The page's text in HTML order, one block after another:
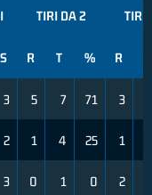
TIRI DA 2 TIRI
S R T % R
3 5 7 71 3
2 1 4 25 1
3 0 1 0 2